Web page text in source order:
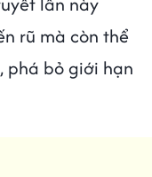
rũ mà còn thể
phá bỏ giới hạn